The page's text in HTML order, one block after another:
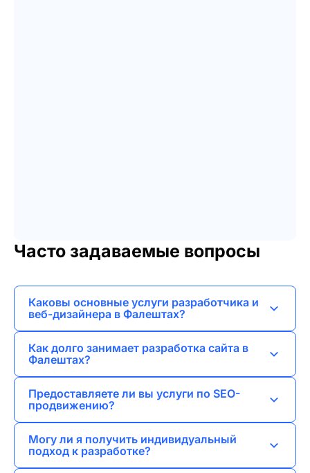
Часто задаваемые вопросы
Каковы основные услуги разработчика и
веб-дизайнера в Фалештах?
созданию лендингов, корпоративных сайтов,
разработку логотипов.
Как долго занимает разработка сайта в
Фалештах?
обычно я завершаю разработку сайта в
Предоставляете ли вы услуги по SEO-
продвижению?
помочь вашему сайту занять высокие позиции
Могу ли я получить индивидуальный
подход к разработке?